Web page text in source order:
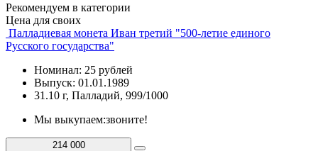
Рекомендуем в категории
Цена для своих
Палладиевая монета Иван третий "500-летие единого
Русского государства"
Номинал: 25 рублей
Выпуск: 01.01.1989
31.10 г, Палладий, 999/1000
Мы выкупаем:звоните!
214 000